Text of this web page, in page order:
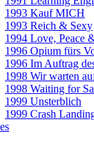
1993 Kauf MICH
1993 Reich & Sexy
1994 Love, Peace
1996 Opium fürs
1996 Im Auftrag
1998 Wir warten
1998 Waiting for
1999 Unsterblich
1999 Crash